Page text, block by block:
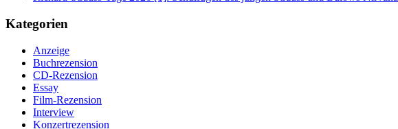
Kategorien
Anzeige
Buchrezension
CD-Rezension
Essay
Film-Rezension
Interview
Konzertrezension